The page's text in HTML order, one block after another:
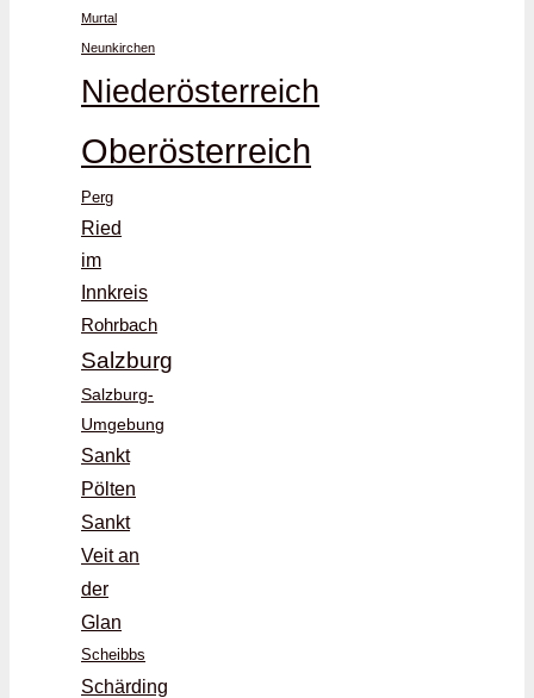
Murtal
Neunkirchen
Niederösterreich
Oberösterreich
Perg
Ried
im
Innkreis
Rohrbach
Salzburg
Salzburg-
Umgebung
Sankt
Pölten
Sankt
Veit an
der
Glan
Scheibbs
Schärding